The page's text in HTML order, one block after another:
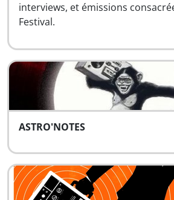
interviews, et émissions
Festival.
ASTRO'NOTES